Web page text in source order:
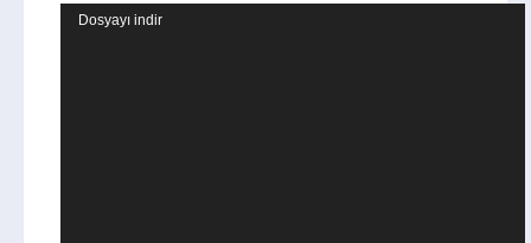
Video
Dosyayı indir